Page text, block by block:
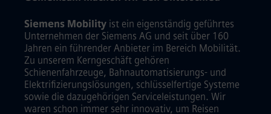
Siemens Mobility ist ein eigenständig geführtes
Unternehmen der Siemens AG und seit über 160
Jahren ein führender Anbieter im Bereich Mobilität.
Zu unserem Kerngeschäft gehören
Schienenfahrzeuge, Bahnautomatisierungs- und
Elektrifizierungslösungen, schlüsselfertige Systeme
sowie die dazugehörigen Serviceleistungen. Wir
waren schon immer sehr innovativ, um Reisen